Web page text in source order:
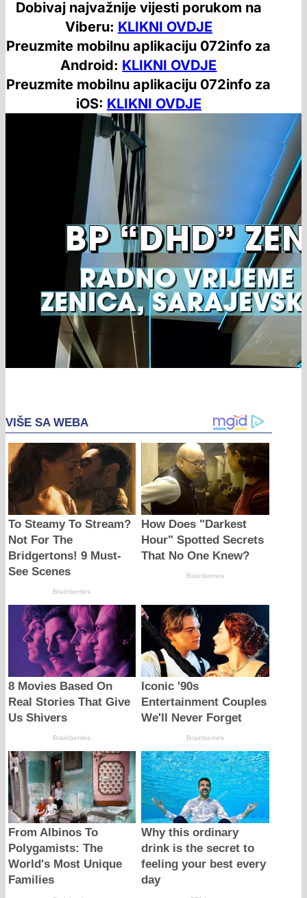
Dobivaj najvažnije vijesti porukom na
Viberu: KLIKNI OVDJE
Preuzmite mobilnu aplikaciju 072info za
Android: KLIKNI OVDJE
Preuzmite mobilnu aplikaciju 072info za
iOS: KLIKNI OVDJE